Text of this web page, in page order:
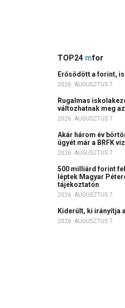
TOP24 mfor
Erősödött a forint,
2026. AUGUSZTUS 7.
Rugalmas
változhatnak meg
2026. AUGUSZTUS 7.
Akár három év
ügyét már a BRFK
2026. AUGUSZTUS 7.
500 milliárd forint
léptek Magyar
tájékoztatón
2026. AUGUSZTUS 7.
Kiderült, ki irányítja
2026. AUGUSZTUS 7.